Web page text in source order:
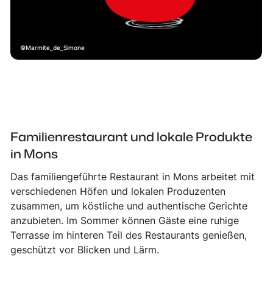
Marmite_de_Simone
Familienrestaurant und lokale Produkte
in Mons
Das familiengeführte Restaurant in Mons arbeitet mit
verschiedenen Höfen und lokalen Produzenten
zusammen, um köstliche und authentische Gerichte
anzubieten. Im Sommer können Gäste eine ruhige
Terrasse im hinteren Teil des Restaurants genießen,
geschützt vor Blicken und Lärm.